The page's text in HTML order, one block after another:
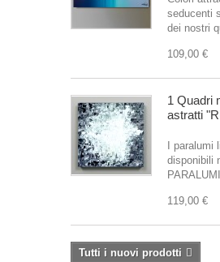
seducenti
dei nostri
109,00 €
1 Quadri
astratti
I paralumi
disponibili
119,00 €
Tutti i nuovi prodotti